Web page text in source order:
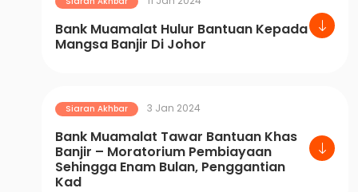
Bank Muamalat Hulur Bantuan Kepada
Mangsa Banjir Di Johor
Siaran Akhbar 3 Jan 2024
Bank Muamalat Tawar Bantuan Khas
Banjir – Moratorium Pembiayaan
Sehingga Enam Bulan, Penggantian
Kad